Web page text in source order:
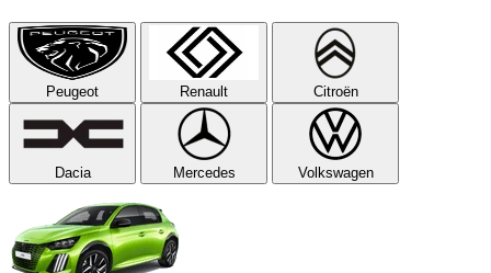
Peugeot Renault Citroën
Dacia Mercedes Volkswagen